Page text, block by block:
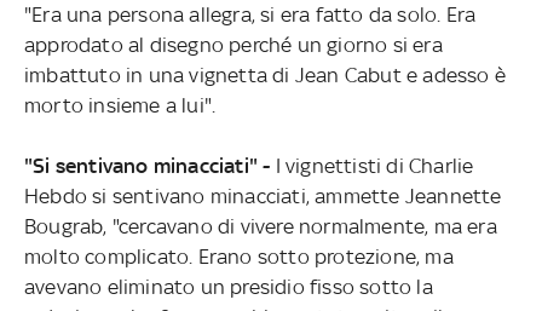
"Era una persona allegra, si era fatto da solo. Era
approdato al disegno perché un giorno si era
imbattuto in una vignetta di Jean Cabut e adesso è
morto insieme a lui".
"Si sentivano minacciati" - I vignettisti di Charlie
Hebdo si sentivano minacciati, ammette Jeannette
Bougrab, "cercavano di vivere normalmente, ma era
molto complicato. Erano sotto protezione, ma
avevano eliminato un presidio fisso sotto la